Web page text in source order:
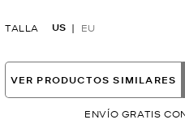
TALLA US EU
VER PRODUCTOS SIMILARES
ENVÍO GRATIS